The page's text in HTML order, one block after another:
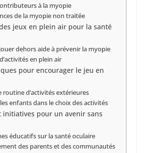
à la myopie
de la myopie non traitée
jeux en plein air pour la santé
dehors aide à prévenir la myopie
en plein air
pour encourager le jeu en
routine d’activités extérieures
enfants dans le choix des activités
initiatives pour un avenir sans
éducatifs sur la santé oculaire
des parents et des communautés